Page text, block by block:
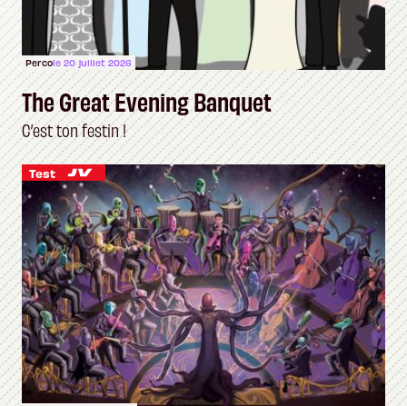
Percole 20 juillet 2026
The Great Evening Banquet
C’est ton festin !
Test